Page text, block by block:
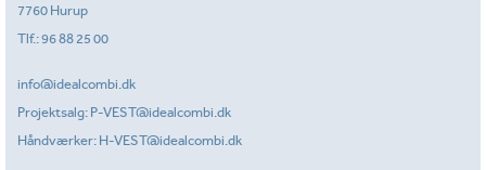
7760 Hurup
Tlf.:96 88 25 00
info@idealcombi.dk
Projektsalg: P-VEST@idealcombi.dk
Håndværker: H-VEST@idealcombi.dk